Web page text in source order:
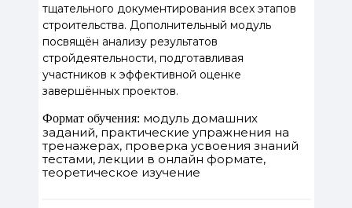
тщательного документирования всех этапов
строительства. Дополнительный модуль
посвящён анализу результатов
стройдеятельности, подготавливая
участников к эффективной оценке
завершённых проектов.
Формат обучения: модуль домашних
заданий, практические упражнения на
тренажерах, проверка усвоения знаний
тестами, лекции в онлайн формате,
теоретическое изучение